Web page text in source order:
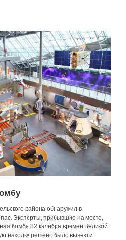
района обнаружил в
Эксперты, прибывшие на место,
бомба 82 калибра времен Великой
находку решено было вывезти